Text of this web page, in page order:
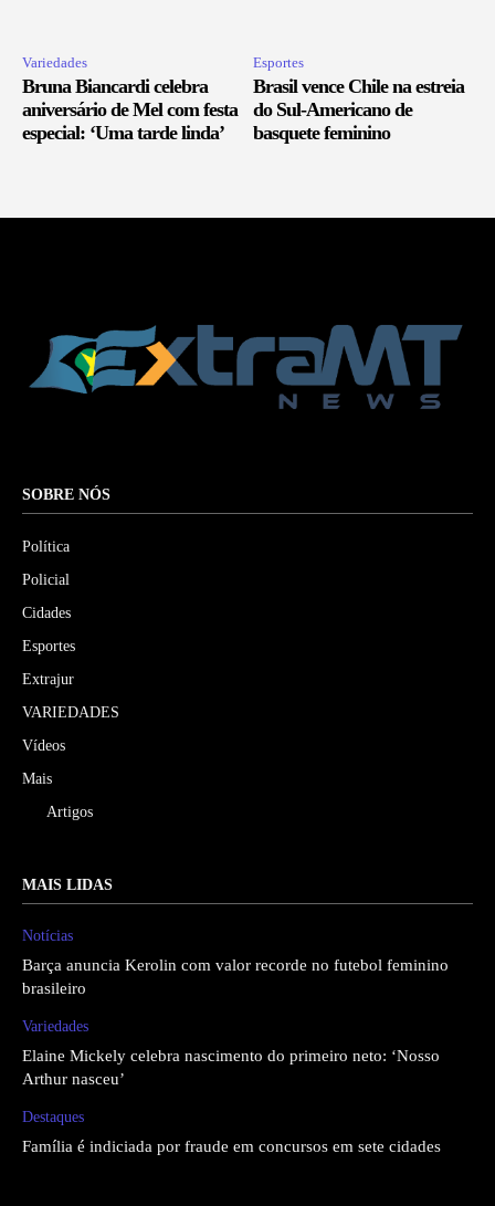
Variedades
Bruna Biancardi celebra
aniversário de Mel com festa
especial: ‘Uma tarde linda’
Esportes
Brasil vence Chile na estreia
do Sul-Americano de
basquete feminino
SOBRE NÓS
Política
Policial
Cidades
Esportes
Extrajur
VARIEDADES
Vídeos
Mais
Artigos
MAIS LIDAS
Notícias
Barça anuncia Kerolin com valor recorde no futebol feminino
brasileiro
Variedades
Elaine Mickely celebra nascimento do primeiro neto: ‘Nosso
Arthur nasceu’
Destaques
Família é indiciada por fraude em concursos em sete cidades